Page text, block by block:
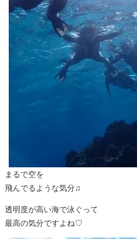
まるで空を
飛んでるような気分♫
透明度が高い海で泳ぐって
最高の気分ですよね♡